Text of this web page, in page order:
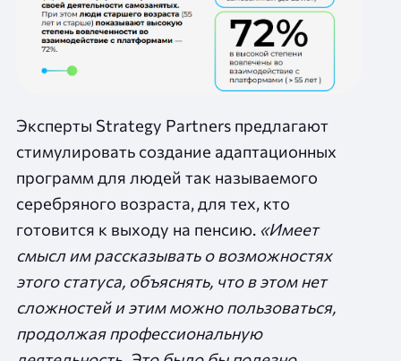
Эксперты Strategy Partners предлагают
стимулировать создание адаптационных
программ для людей так называемого
серебряного возраста, для тех, кто
готовится к выходу на пенсию. «Имеет
смысл им рассказывать о возможностях
этого статуса, объяснять, что в этом нет
сложностей и этим можно пользоваться,
продолжая профессиональную